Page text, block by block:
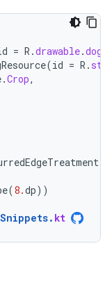
= R .drawable.dog
(id = R .
.Crop,
(8.dp))
. kt